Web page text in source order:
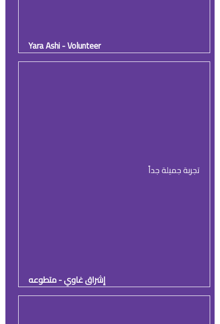
Yara Ashi - Volunteer
تجربة جميلة جداً
إشراق غاوي - متطوعه